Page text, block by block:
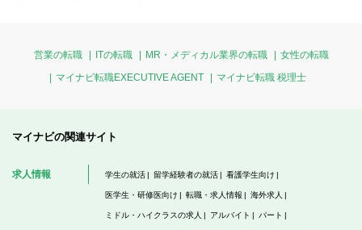
営業の転職 ITの転職 MR・メディカル業界の転職
女性の転職
マイナビ転職EXECUTIVE AGENT
マイナビ転職 税理士
マイナビの関連サイト
求人情報 学生の就活 留学経験者の就活 看護学生向け
医学生・研修医向け 転職・求人情報 海外求人
ミドル・ハイクラスの求人 アルバイト パート